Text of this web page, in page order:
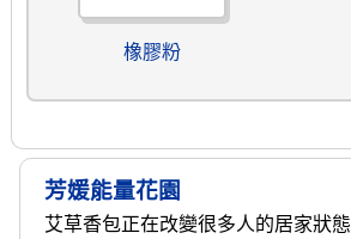
橡膠粉
芳媛能量花園
艾草香包正在改變很多人的居家狀態